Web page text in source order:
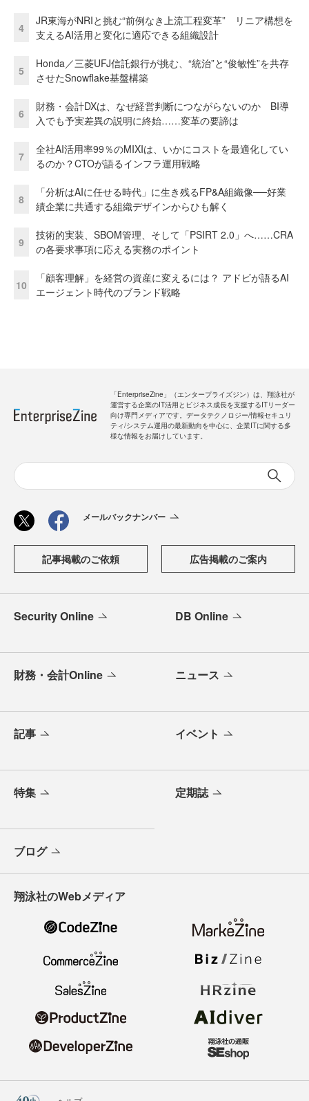
4
JR東海がNRIと挑む“前例なき上流工程変革” リニア構想を
支えるAI活用と変化に適応できる組織設計
5
Honda／三菱UFJ信託銀行が挑む、“統治”と“俊敏性”を共存
させたSnowflake基盤構築
6
財務・会計DXは、なぜ経営判断につながらないのか BI導
入でも予実差異の説明に終始……変革の要諦は
7
全社AI活用率99％のMIXIは、いかにコストを最適化してい
るのか？CTOが語るインフラ運用戦略
8
「分析はAIに任せる時代」に生き残るFP&A組織像──好業
績企業に共通する組織デザインからひも解く
9
技術的実装、SBOM管理、そして「PSIRT 2.0」へ……CRA
の各要求事項に応える実務のポイント
10
「顧客理解」を経営の資産に変えるには？ アドビが語るAI
エージェント時代のブランド戦略
「EnterpriseZine」（エンタープライズジン）は、翔泳社が
運営する企業のIT活用とビジネス成長を支援するITリーダー
向け専門メディアです。データテクノロジー/情報セキュリ
ティ/システム運用の最新動向を中心に、企業ITに関する多
様な情報をお届けしています。
メールバックナンバー
記事掲載のご依頼 広告掲載のご案内
Security Online DB Online
財務・会計Online ニュース
記事 イベント
特集 定期誌
ブログ
翔泳社のWebメディア